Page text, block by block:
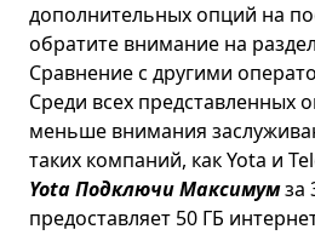
дополнительных опций на
обратите внимание на раздел
Сравнение с другими
Среди всех представленных
меньше внимания
таких компаний, какYota и
Yota Подключи Максимумза
предоставляет 50 ГБ